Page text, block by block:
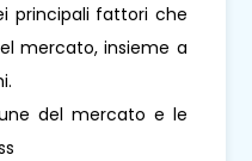
principali fattori che
mercato, insieme a
del mercato e le